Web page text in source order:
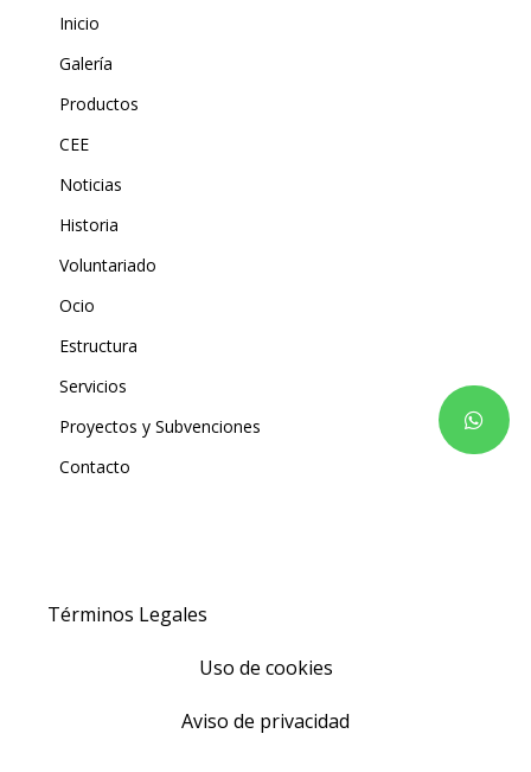
Inicio
Galería
Productos
CEE
Noticias
Historia
Voluntariado
Ocio
Estructura
Servicios
Proyectos y Subvenciones
Contacto
Términos Legales
Uso de cookies
Aviso de privacidad